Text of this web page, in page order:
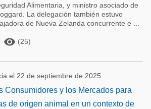
Alimentaria, y ministro asociado de
La delegación también estuvo
de Nueva Zelanda concurrente e ...
remove_red_eye (25)
el 22 de septiembre de 2025
Consumidores y los Mercados para
de origen animal en un contexto de